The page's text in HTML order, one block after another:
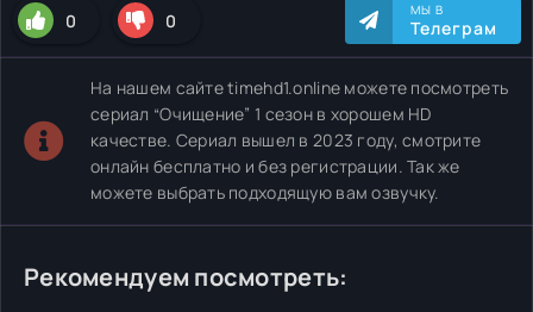
0 0 МЫ В
Телеграм
На нашем сайте timehd1.online можете посмотреть
сериал “Очищение” 1 сезон в хорошем HD
качестве. Сериал вышел в 2023 году, смотрите
онлайн бесплатно и без регистрации. Так же
можете выбрать подходящую вам озвучку.
Рекомендуем посмотреть: